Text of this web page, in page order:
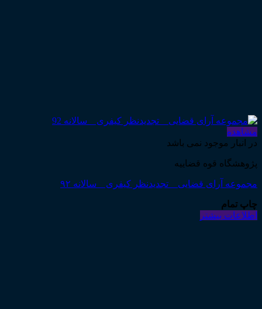
مشاهده
در انبار موجود نمی باشد
پژوهشگاه قوه قضاییه
مجموعه آرای قضایی _ تجدیدنظر کیفری _ سالانه ۹۲
چاپ تمام
اطلاعات بیشتر